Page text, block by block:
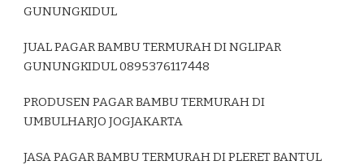
GUNUNGKIDUL
JUAL PAGAR BAMBU TERMURAH DI NGLIPAR
GUNUNGKIDUL 0895376117448
PRODUSEN PAGAR BAMBU TERMURAH DI
UMBULHARJO JOGJAKARTA
JASA PAGAR BAMBU TERMURAH DI PLERET BANTUL